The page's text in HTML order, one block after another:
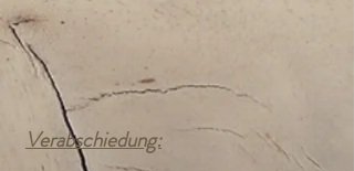
Verabschiedung: